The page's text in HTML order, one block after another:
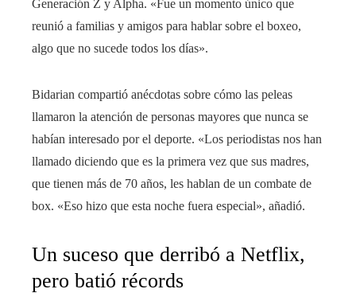
Generación Z y Alpha. «Fue un momento único que
reunió a familias y amigos para hablar sobre el boxeo,
algo que no sucede todos los días».
Bidarian compartió anécdotas sobre cómo las peleas
llamaron la atención de personas mayores que nunca se
habían interesado por el deporte. «Los periodistas nos han
llamado diciendo que es la primera vez que sus madres,
que tienen más de 70 años, les hablan de un combate de
box. «Eso hizo que esta noche fuera especial», añadió.
Un suceso que derribó a Netflix,
pero batió récords